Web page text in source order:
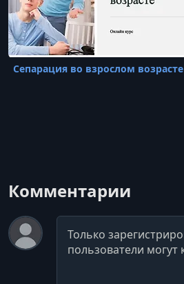
Сепарация во взрослом возрасте
Комментарии
Комментарий